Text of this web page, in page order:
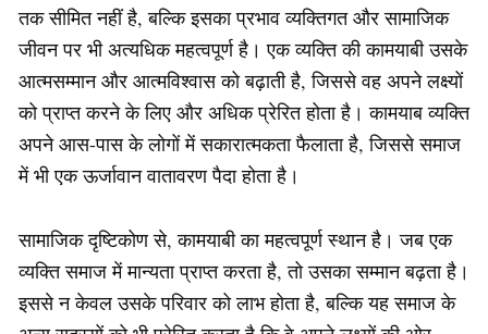
तक सीमित नहीं है, बल्कि इसका प्रभाव व्यक्तिगत और सामाजिक
जीवन पर भी अत्यधिक महत्वपूर्ण है। एक व्यक्ति की कामयाबी उसके
आत्मसम्मान और आत्मविश्वास को बढ़ाती है, जिससे वह अपने लक्ष्यों
को प्राप्त करने के लिए और अधिक प्रेरित होता है। कामयाब व्यक्ति
अपने आस-पास के लोगों में सकारात्मकता फैलाता है, जिससे समाज
में भी एक ऊर्जावान वातावरण पैदा होता है।
सामाजिक दृष्टिकोण से, कामयाबी का महत्वपूर्ण स्थान है। जब एक
व्यक्ति समाज में मान्यता प्राप्त करता है, तो उसका सम्मान बढ़ता है।
इससे न केवल उसके परिवार को लाभ होता है, बल्कि यह समाज के